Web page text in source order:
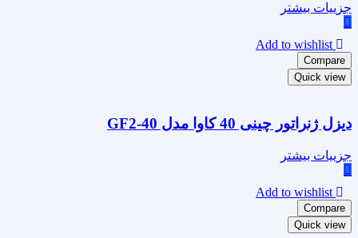
جزییات بیشتر
Add to wishlist
Compare
Quick view
دیزل ژنراتور چینی 40 کاوا مدل GF2-40
جزییات بیشتر
Add to wishlist
Compare
Quick view